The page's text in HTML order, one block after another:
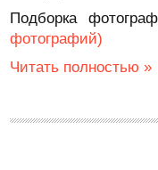
Подборка
фотографий)
Читать полностью »